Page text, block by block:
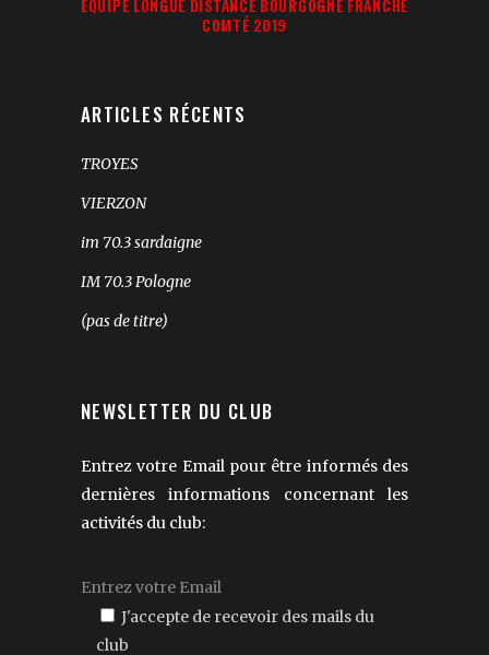
ÉQUIPE LONGUE DISTANCE BOURGOGNE FRANCHE
COMTÉ 2019
ARTICLES RÉCENTS
TROYES
VIERZON
im 70.3 sardaigne
IM 70.3 Pologne
(pas de titre)
NEWSLETTER DU CLUB
Entrez votre Email pour être informés des
dernières informations concernant les
activités du club:
J'accepte de recevoir des mails du
club